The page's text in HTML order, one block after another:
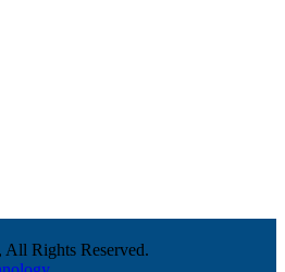
All Rights Reserved.